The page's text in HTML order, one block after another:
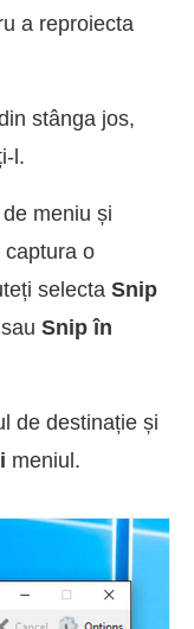
a reproiecta
stânga jos,
l.
meniu și
captura o
selecta Snip
sau Snip în
de destinație și
meniul.